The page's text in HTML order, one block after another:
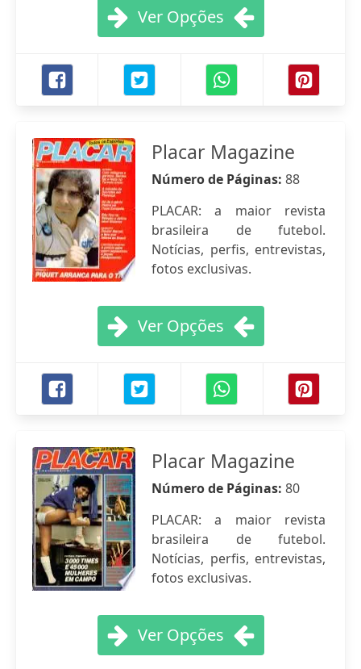
Ver Opções
Placar Magazine
Número de Páginas: 88
PLACAR: a maior revista
brasileira de futebol.
Notícias, perfis, entrevistas,
fotos exclusivas.
Ver Opções
Placar Magazine
Número de Páginas: 80
PLACAR: a maior revista
brasileira de futebol.
Notícias, perfis, entrevistas,
fotos exclusivas.
Ver Opções